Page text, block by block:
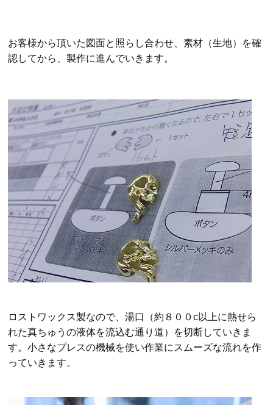
お客様から頂いた図面と照らし合わせ、素材（生地）を確
認してから、製作に進んでいきます。
ロストワックス製なので、湯口（約８００c以上に熱せら
れた真ちゅうの液体を流込む通り道）を切断していきま
す。小さなプレスの機械を使い作業にスムーズな流れを作
っていきます。